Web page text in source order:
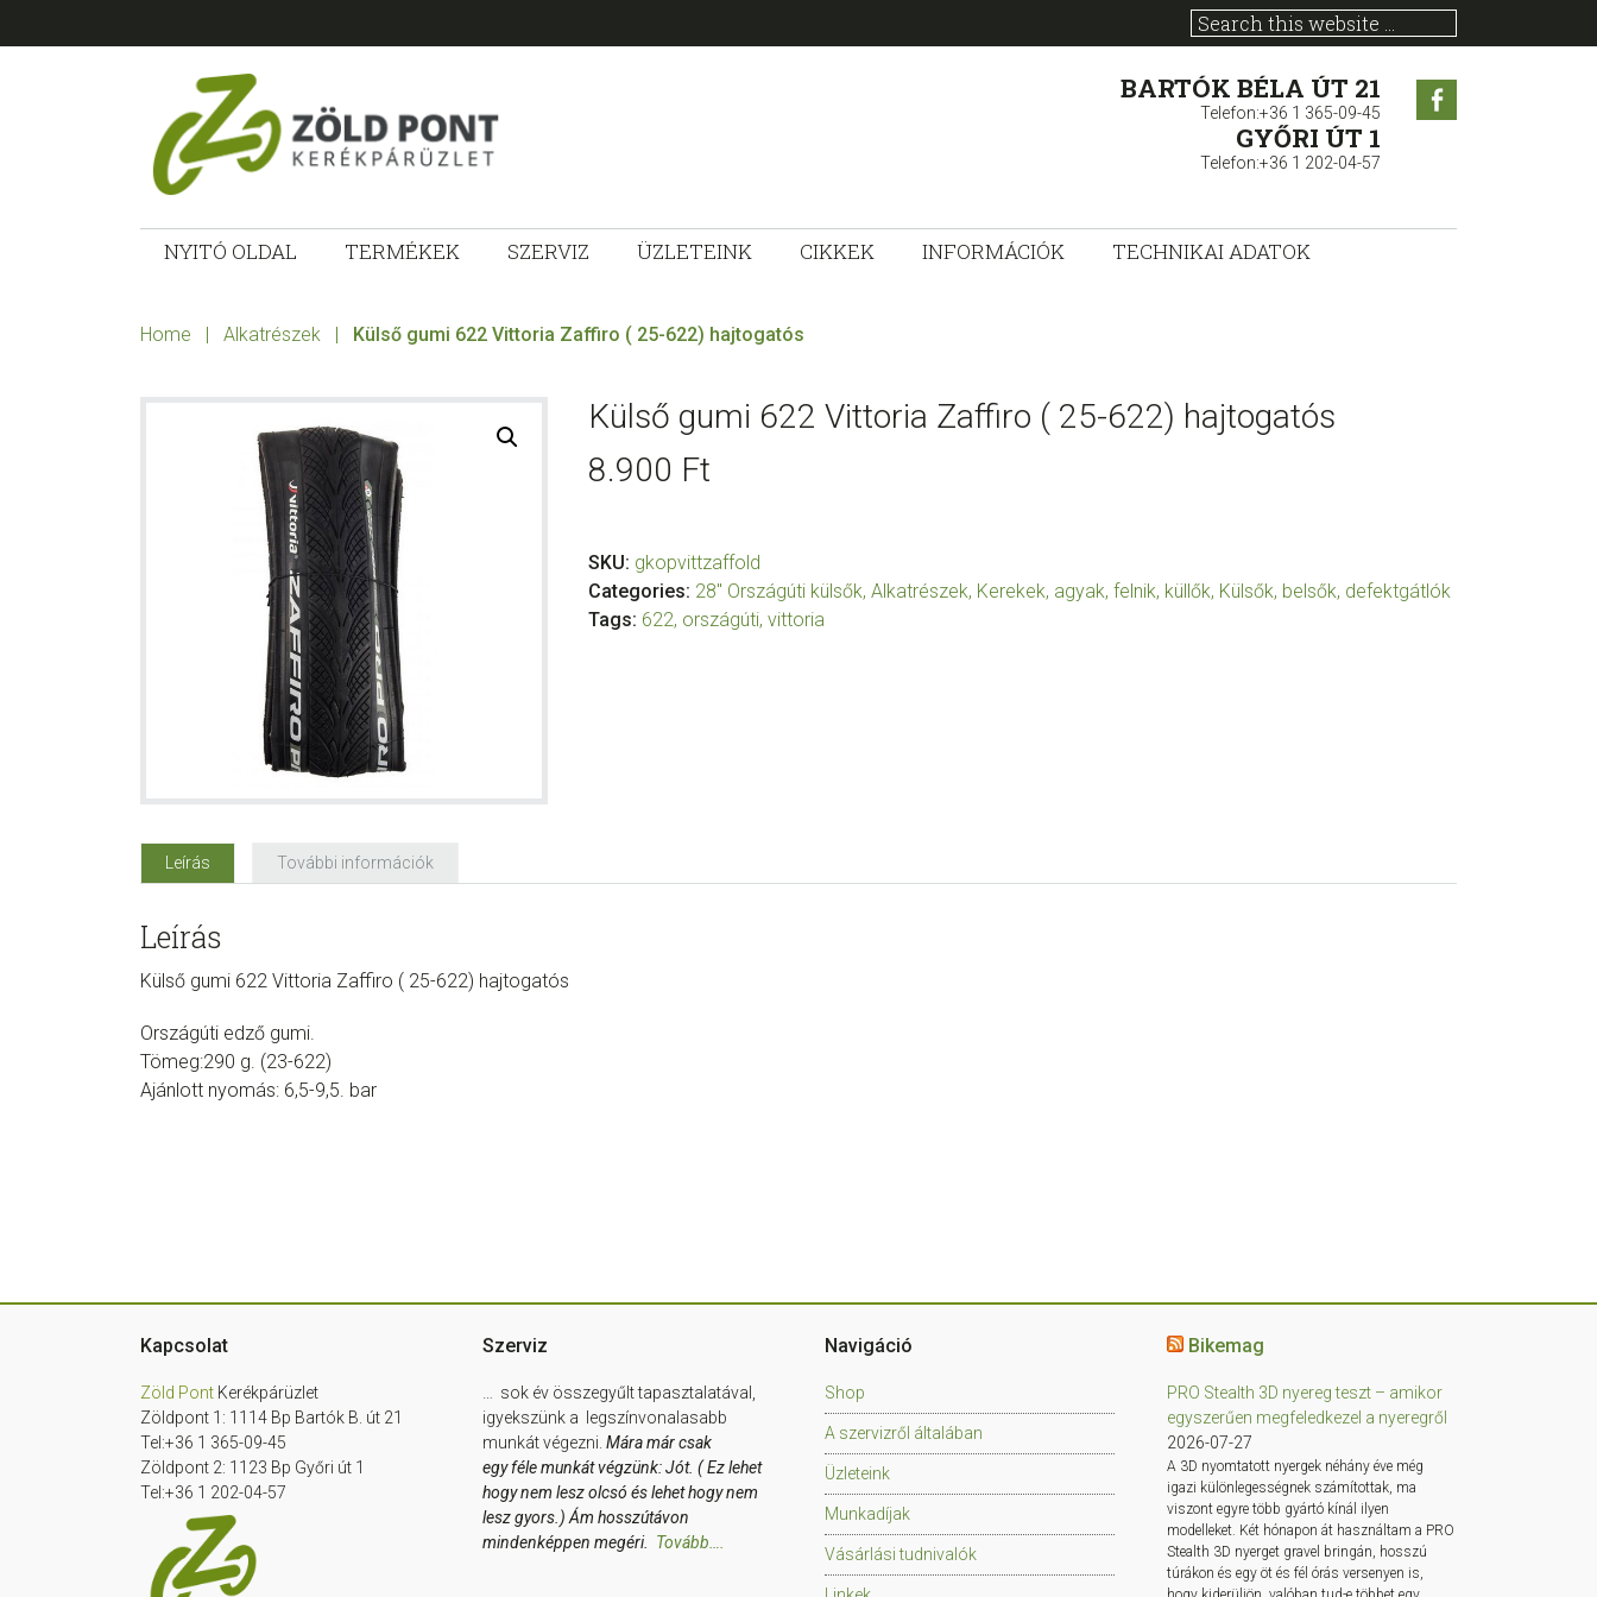
to
to
to
ZÖLD
KERÉKPÁRÜZLET
mindenkinek!
BARTÓK BÉLA ÚT 21
Telefon:+36 1 365-09-45
GYŐRI ÚT 1
Telefon:+36 1 202-04-57
NYITÓ OLDAL TERMÉKEK SZERVIZ ÜZLETEINK CIKKEK INFORMÁCIÓK TECHNIKAI ADATOK
Home | Alkatrészek | Külső gumi 622 Vittoria Zaffiro ( 25-622) hajtogatós
Külső gumi 622 Vittoria Zaffiro ( 25-622) hajtogatós
8.900 Ft
SKU: gkopvittzaffold
Categories: 28" Országúti külsők, Alkatrészek, Kerekek, agyak, felnik, küllők, Külsők, belsők, defektgátlók
Tags: 622, országúti, vittoria
Leírás További információk
Leírás
Külső gumi 622 Vittoria Zaffiro ( 25-622) hajtogatós
Országúti edző gumi.
Tömeg:290 g. (23-622)
Ajánlott nyomás: 6,5-9,5. bar
Kapcsolat
Zöld Pont Kerékpárüzlet
Zöldpont 1: 1114 Bp Bartók B. út 21
Tel:+36 1 365-09-45
Zöldpont 2: 1123 Bp Győri út 1
Tel:+36 1 202-04-57
Szerviz
… sok év összegyűlt tapasztalatával,
igyekszünk a legszínvonalasabb
munkát végezni.Mára már csak
egy féle munkát végzünk: Jót. ( Ez lehet
hogy nem lesz olcsó és lehet hogy nem
lesz gyors.) Ám hosszútávon
mindenképpen megéri. Tovább….
Navigáció
Shop
A szervizről általában
Üzleteink
Munkadíjak
Vásárlási tudnivalók
Bikemag
PRO Stealth 3D nyereg teszt – amikor
egyszerűen megfeledkezel a nyeregről
2026-07-27
A 3D nyomtatott nyergek néhány éve még
igazi különlegességnek számítottak, ma
viszont egyre több gyártó kínál ilyen
modelleket. Két hónapon át használtam a PRO
Stealth 3D nyerget gravel bringán, hosszú
túrákon és egy öt és fél órás versenyen is,